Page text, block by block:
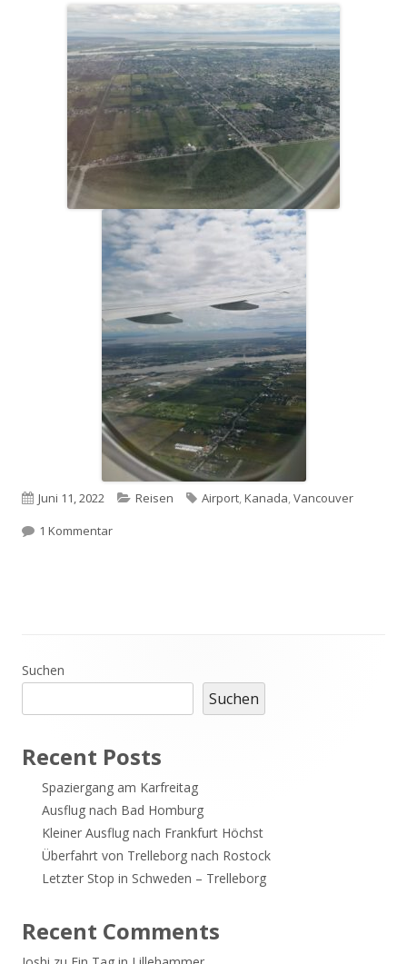
Veröffentlicht
am
Juni 11, 2022 Kategorien
Reisen Schlagwörter
Airport,Kanada,Vancouver
1 Kommentarzu Tag 20: Good bye Vancouver
Haupt-
Seitenleiste
Suchen
Suchen
Recent Posts
Spaziergang am Karfreitag
Ausflug nach Bad Homburg
Kleiner Ausflug nach Frankfurt Höchst
Überfahrt von Trelleborg nach Rostock
Letzter Stop in Schweden – Trelleborg
Recent Comments